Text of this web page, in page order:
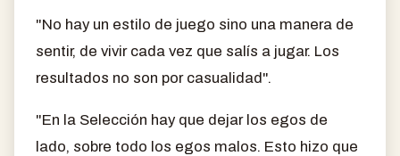
"No hay un estilo de juego sino una manera de
sentir, de vivir cada vez que salís a jugar. Los
resultados no son por casualidad".
"En la Selección hay que dejar los egos de
lado, sobre todo los egos malos. Esto hizo que